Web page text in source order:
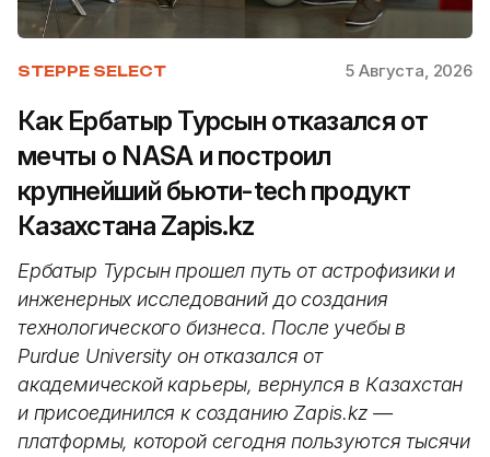
STEPPE SELECT 5 Августа, 2026
Как Ербатыр Турсын отказался от
мечты о NASA и построил
крупнейший бьюти-tech продукт
Казахстана Zapis.kz
Ербатыр Турсын прошел путь от астрофизики и
инженерных исследований до создания
технологического бизнеса. После учебы в
Purdue University он отказался от
академической карьеры, вернулся в Казахстан
и присоединился к созданию Zapis.kz —
платформы, которой сегодня пользуются тысячи